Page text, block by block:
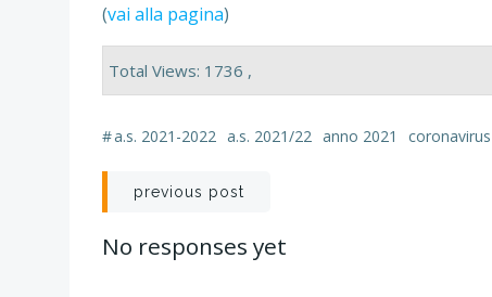
(vai alla pagina)
Total Views: 1736 ,
#a.s. 2021-2022 a.s. 2021/22 anno 2021 coronavirus
Navigazione
articoli
previous post
No responses yet